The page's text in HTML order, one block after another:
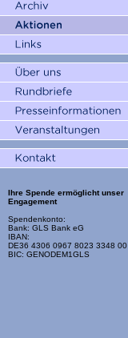
Ihre Spende ermöglicht unser
Engagement
Spendenkonto:
Bank: GLS Bank eG
IBAN:
DE36 4306 0967 8023 3348 00
BIC: GENODEM1GLS